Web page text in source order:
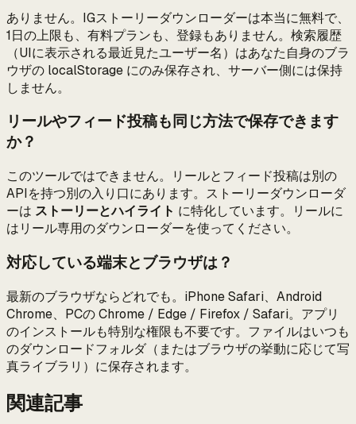
ありません。IGストーリーダウンローダーは本当に無料で、
1日の上限も、有料プランも、登録もありません。検索履歴
（UIに表示される最近見たユーザー名）はあなた自身のブラ
ウザの localStorage にのみ保存され、サーバー側には保持
しません。
リールやフィード投稿も同じ方法で保存できます
か？
このツールではできません。リールとフィード投稿は別の
APIを持つ別の入り口にあります。ストーリーダウンローダ
ーは ストーリーとハイライト に特化しています。リールに
はリール専用のダウンローダーを使ってください。
対応している端末とブラウザは？
最新のブラウザならどれでも。iPhone Safari、Android
Chrome、PCの Chrome / Edge / Firefox / Safari。アプリ
のインストールも特別な権限も不要です。ファイルはいつも
のダウンロードフォルダ（またはブラウザの挙動に応じて写
真ライブラリ）に保存されます。
関連記事